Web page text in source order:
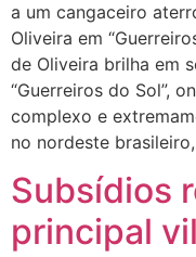
a um cangaceiro
Oliveira em
de Oliveira brilha em
“Guerreiros do Sol”,
complexo e
no nordeste
Subsídios
principal